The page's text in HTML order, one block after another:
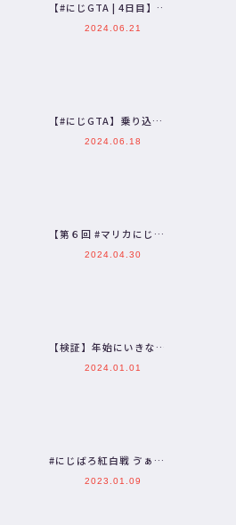
【#にじGTA | 4日目】
【三枝明那 / にじさん
2024.06.21
【#にじGTA】乗り込む
【三枝明那 / にじさん
2024.06.18
【第６回 #マリカにじさ
んじ杯】ライバー12人で
2024.04.30
【検証】年始にいきなり
電話かけたらだれがでん
2024.01.01
#にじばろ紅白戦 ゔぁ
【VALORANT】
2023.01.09